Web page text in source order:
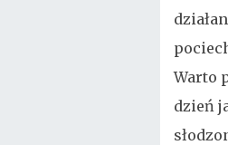
Warto
dzień